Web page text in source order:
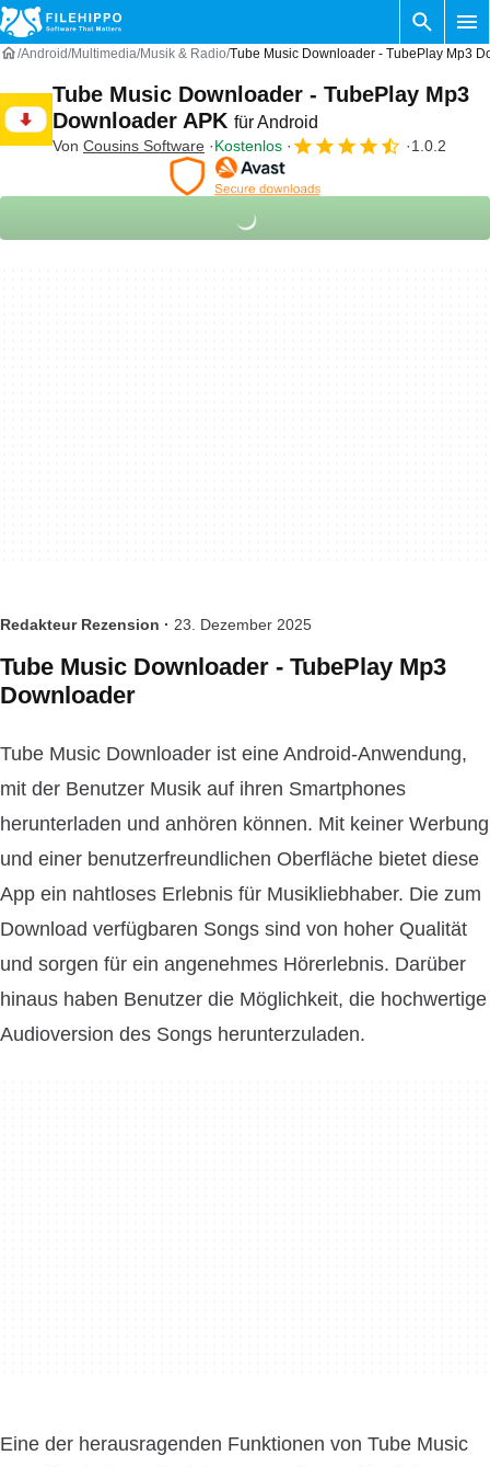
Android Multimedia Musik & Radio Tube Music Downloader - TubePlay Mp3
Tube Music Downloader - TubePlay Mp3
Downloader APK für Android
Von Cousins Software Kostenlos 1.0.2
Redakteur Rezension · 23. Dezember 2025
Tube Music Downloader - TubePlay Mp3
Downloader
Tube Music Downloader ist eine Android-Anwendung,
mit der Benutzer Musik auf ihren Smartphones
herunterladen und anhören können. Mit keiner Werbung
und einer benutzerfreundlichen Oberfläche bietet diese
App ein nahtloses Erlebnis für Musikliebhaber. Die zum
Download verfügbaren Songs sind von hoher Qualität
und sorgen für ein angenehmes Hörerlebnis. Darüber
hinaus haben Benutzer die Möglichkeit, die hochwertige
Audioversion des Songs herunterzuladen.
Eine der herausragenden Funktionen von Tube Music